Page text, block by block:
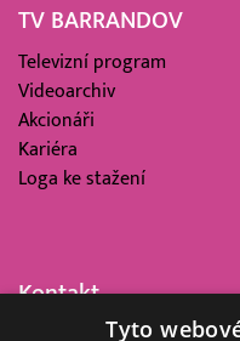
TV BARRANDOV
Televizní program
Videoarchiv
Akcionáři
Kariéra
Loga ke stažení
Kontakt
Barrandov Televizní Studio,
Tyto